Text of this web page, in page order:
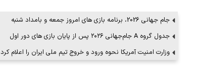
جام جهانی 2026، برنامه بازی های امروز جمعه و بامداد شنبه
جدول گروه A جام‌جهانی ۲۰۲۶ پس از پایان بازی های دور اول
وزارت امنیت آمریکا نحوه ورود و خروج تیم ملی ایران را اعلام کرد